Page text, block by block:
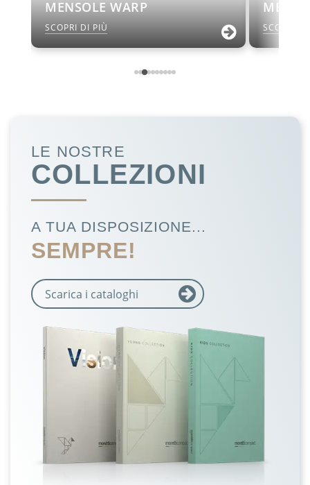
MENSOLE WARP
SCOPRI DI PIÙ SCOPRI
LE NOSTRE
COLLEZIONI
A TUA DISPOSIZIONE...
SEMPRE!
Scarica i cataloghi